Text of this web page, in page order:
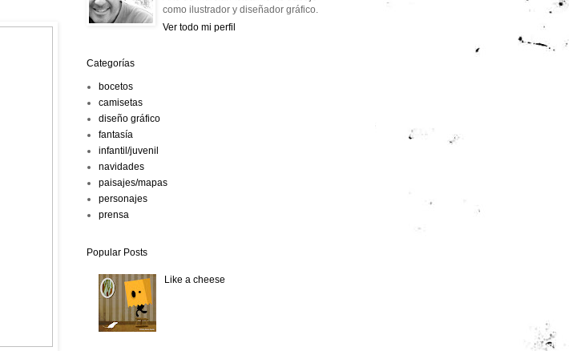
como ilustrador y diseñador gráfico.
Ver todo mi perfil
Categorías
bocetos
camisetas
diseño gráfico
fantasía
infantil/juvenil
navidades
paisajes/mapas
personajes
prensa
Popular Posts
Like a cheese